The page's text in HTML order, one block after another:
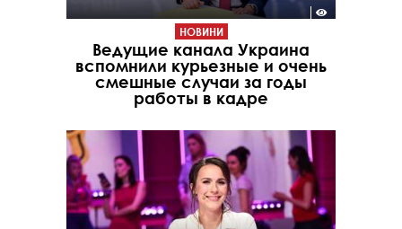
НОВИНИ
Ведущие канала Украина
вспомнили курьезные и очень
смешные случаи за годы
работы в кадре